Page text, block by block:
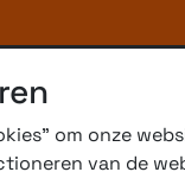
om onze
van de